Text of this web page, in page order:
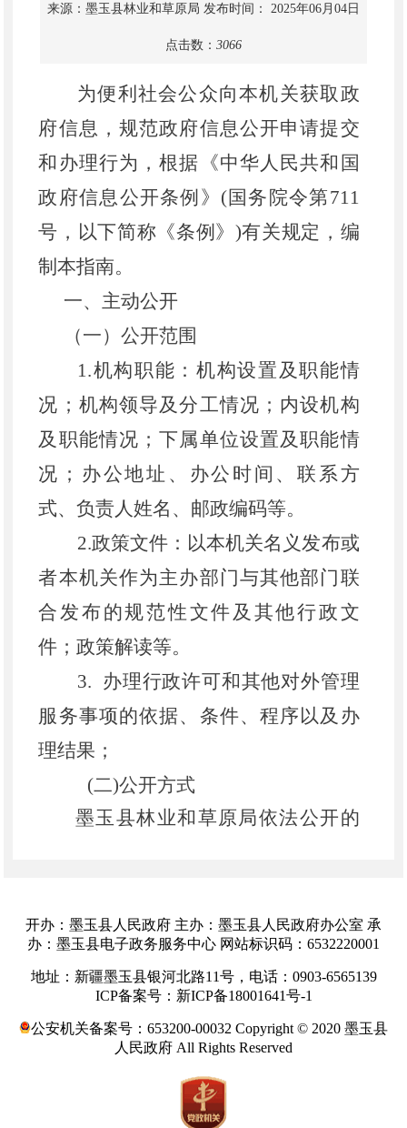
来源：墨玉县林业和草原局 发布时间： 2025年06月04日
点击数： 3066
为便利社会公众向本机关获取政
府信息，规范政府信息公开申请提交
和办理行为，根据《中华人民共和国
政府信息公开条例》 (国务院令第711
号，以下简称《条例》)有关规定，编
制本指南。
一、主动公开
（一）公开范围
1.机构职能：机构设置及职能情
况；机构领导及分工情况；内设机构
及职能情况；下属单位设置及职能情
况；办公地址、办公时间、联系方
式、负责人姓名、邮政编码等。
2.政策文件 ： 以本机关名义发布或
者本机关作为主办部门与其他部门联
合发布的规范性文件及其他行政文
件；政策解读等。
3.
办理行政许可和其他对外管理
服务事项的依据、条件、程序以及办
理结果；
(二)公开方式
墨玉县林业和草原局依法公开的
网站（https://www.myx.gov.cn/）开设
林业和草原局政府信息公开栏目，公
众可通过政府信息公开目录的引导
（三）公开时限
依据《条例》规定，属于主动公
开范围的政府信息，应当自该政府信
息形成或者变更之日起20个工作日内
开办：墨玉县人民政府 主办：墨玉县人民政府办公室 承
办：墨玉县电子政务服务中心 网站标识码：6532220001
地址：新疆墨玉县银河北路11号，电话：0903-6565139
ICP备案号：新ICP备18001641号-1
公安机关备案号：653200-00032 Copyright © 2020 墨玉县
人民政府 All Rights Reserved